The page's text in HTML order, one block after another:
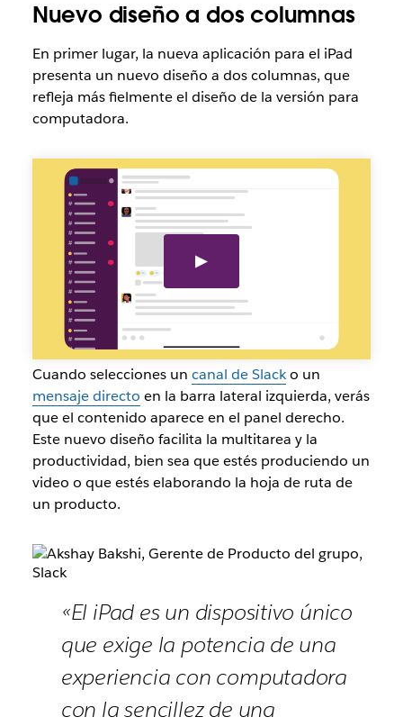
Nuevo diseño a dos columnas
En primer lugar, la nueva aplicación para el iPad
presenta un nuevo diseño a dos columnas, que
refleja más fielmente el diseño de la versión para
computadora.
nuevo
diseño
columnas
aplicación
Cuando selecciones un canal de Slacko un
mensaje directo en la barra lateral izquierda, verás
que el contenido aparece en el panel derecho.
Este nuevo diseño facilita la multitarea y la
productividad, bien sea que estés produciendo un
video o que estés elaborando la hoja de ruta de
un producto.
«El iPad es un dispositivo único
que exige la potencia de una
experiencia con computadora
con la sencillez de una